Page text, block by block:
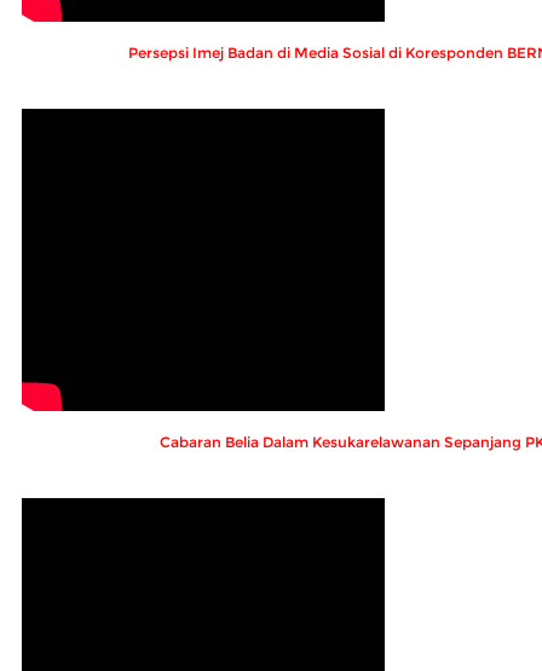
Persepsi Imej Badan di Media Sosial di Koresponden
Cabaran Belia Dalam Kesukarelawanan Sepanjang